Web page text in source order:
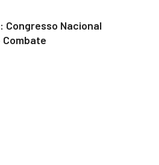
Congresso Nacional